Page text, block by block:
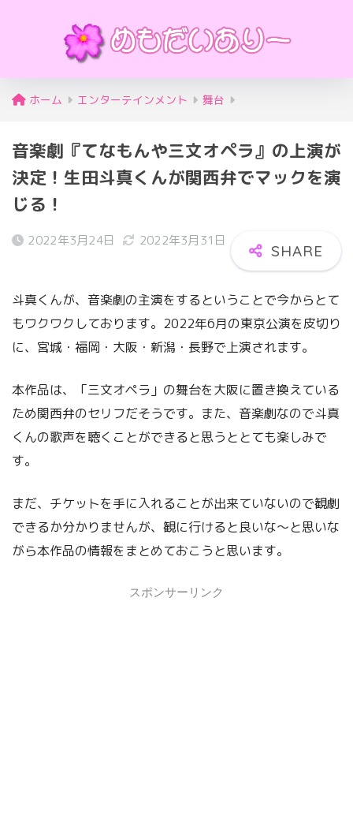
ホーム エンターテインメント 舞台
音楽劇『てなもんや三文オペラ』の上演が
決定！生田斗真くんが関西弁でマックを演
じる！
2022年3月24日 2022年3月31日
斗真くんが、音楽劇の主演をするということで今からとて
もワクワクしております。2022年6月の東京公演を皮切り
に、宮城・福岡・大阪・新潟・長野で上演されます。
本作品は、「三文オペラ」の舞台を大阪に置き換えている
ため関西弁のセリフだそうです。また、音楽劇なので斗真
くんの歌声を聴くことができると思うととても楽しみで
す。
まだ、チケットを手に入れることが出来ていないので観劇
できるか分かりませんが、観に行けると良いな～と思いな
がら本作品の情報をまとめておこうと思います。
スポンサーリンク